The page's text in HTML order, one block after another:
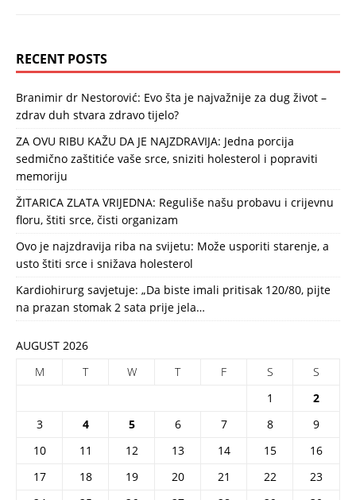
RECENT POSTS
Branimir dr Nestorović: Evo šta je najvažnije za dug život –
zdrav duh stvara zdravo tijelo?
ZA OVU RIBU KAŽU DA JE NAJZDRAVIJA: Jedna porcija
sedmično zaštitiće vaše srce, sniziti holesterol i popraviti
memoriju
ŽITARICA ZLATA VRIJEDNA: Reguliše našu probavu i crijevnu
floru, štiti srce, čisti organizam
Ovo je najzdravija riba na svijetu: Može usporiti starenje, a
usto štiti srce i snižava holesterol
Kardiohirurg savjetuje: „Da biste imali pritisak 120/80, pijte
na prazan stomak 2 sata prije jela…
AUGUST 2026
M
T W T F S
S
1
2
3
4 5 6 7 8
9
10
11 12 13 14 15
16
17
18 19 20 21 22
23